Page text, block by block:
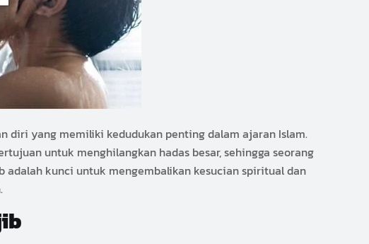
diri yang memiliki kedudukan penting dalam ajaran Islam.
untuk menghilangkan hadas besar, sehingga seorang
adalah kunci untuk mengembalikan kesucian spiritual dan